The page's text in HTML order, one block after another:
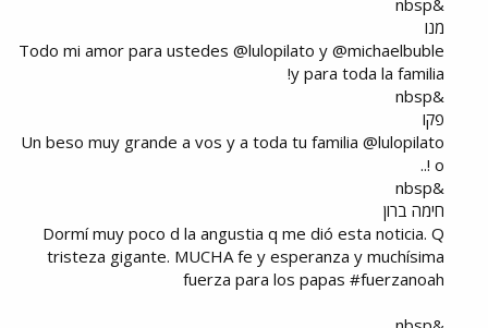
&nbsp
מנו
Todo mi amor para ustedes @lulopilato y @michaelbuble
y para toda la familia!
&nbsp
פקו
Un beso muy grande a vos y a toda tu familia @lulopilato
..! o
&nbsp
חימה ברון
Dormí muy poco d la angustia q me dió esta noticia. Q
tristeza gigante. MUCHA fe y esperanza y muchísima
fuerza para los papas #fuerzanoah